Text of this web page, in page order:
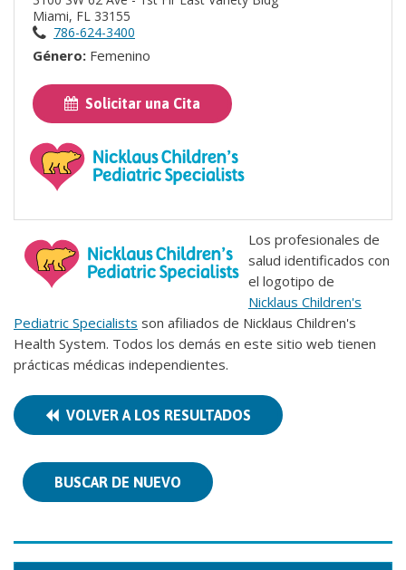
Miami, FL 33155
786-624-3400
Género: Femenino
Solicitar una Cita
Los profesionales de
salud identificados con
el logotipo de
Nicklaus Children's
Pediatric Specialists son afiliados de Nicklaus Children's
Health System. Todos los demás en este sitio web tienen
prácticas médicas independientes.
VOLVER A LOS RESULTADOS
BUSCAR DE NUEVO